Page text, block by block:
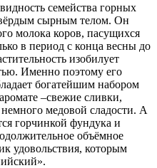
семейства горных
сырным телом. Он
молока коров, пасущихся
в период с конца весны до
изобилует
Именно поэтому его
богатейшим набором
–свежие сливки,
медовой сладости. А
горчинкой фундука и
объёмное
удовольствия, которым